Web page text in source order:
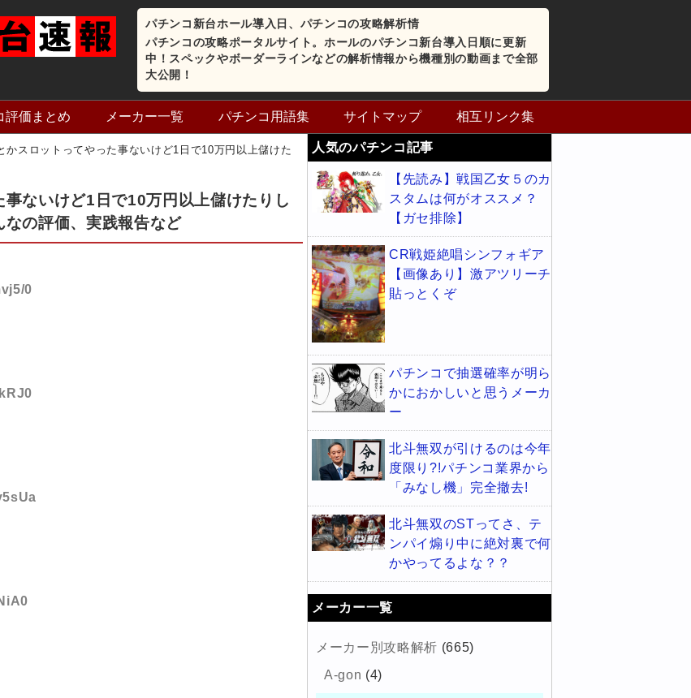
パチンコ新台ホール導入日、パチンコの攻略解析情
パチンコの攻略ポータルサイト。ホールのパチンコ新台導入日順に更新
中！スペックやボーダーラインなどの解析情報から機種別の動画まで全部
大公開！
評価まとめ メーカー一覧 パチンコ用語集 サイトマップ 相互リンク集
かスロットってやった事ないけど1日で10万円以上儲けた
ないけど1日で10万円以上儲けたりし
の評価、実践報告など
0
人気のパチンコ記事
【先読み】戦国乙女５のカ
スタムは何がオススメ？
【ガセ排除】
CR戦姫絶唱シンフォギア
【画像あり】激アツリーチ
貼っとくぞ
パチンコで抽選確率が明ら
かにおかしいと思うメーカ
ー
北斗無双が引けるのは今年
度限り?!パチンコ業界から
「みなし機」完全撤去!
北斗無双のSTってさ、テ
ンパイ煽り中に絶対裏で何
かやってるよな？？
メーカー一覧
メーカー別攻略解析 (665)
A-gon (4)